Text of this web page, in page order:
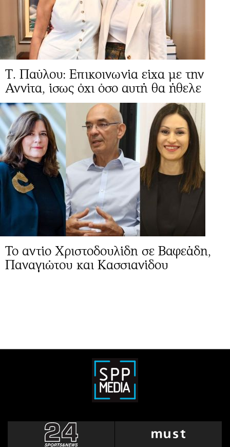
Τ. Παύλου: Επικοινωνία είχα με την
Αννίτα, ίσως όχι όσο αυτή θα ήθελε
Το αντίο Χριστοδουλίδη σε Βαφεάδη,
Παναγιώτου και Κασσιανίδου